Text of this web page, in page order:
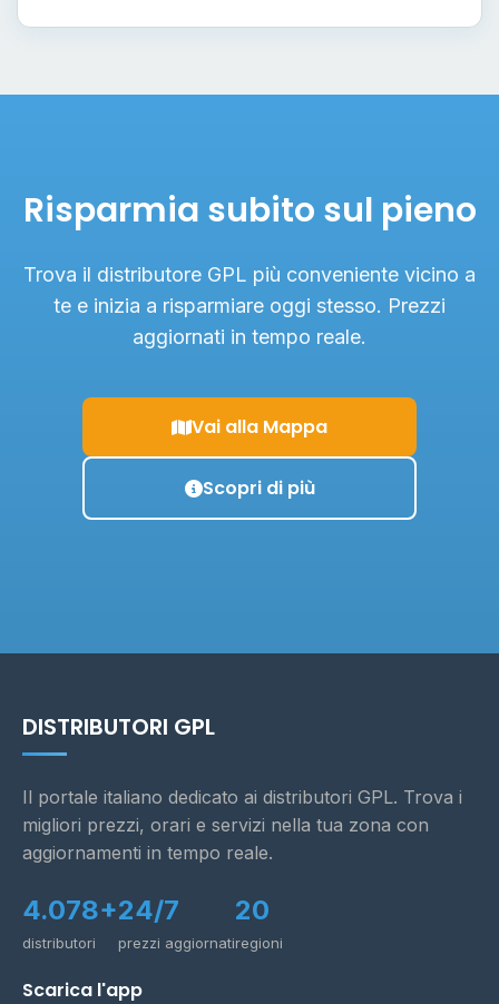
Risparmia subito sul pieno
Trova il distributore GPL più conveniente vicino a
te e inizia a risparmiare oggi stesso. Prezzi
aggiornati in tempo reale.
Vai alla Mappa
Scopri di più
DISTRIBUTORI GPL
Il portale italiano dedicato ai distributori GPL. Trova i
migliori prezzi, orari e servizi nella tua zona con
aggiornamenti in tempo reale.
4.078+
distributori
24/7
prezzi aggiornati
20
regioni
Scarica l'app